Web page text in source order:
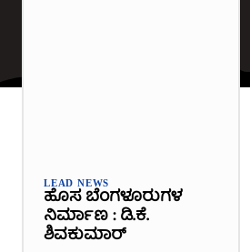
LEAD NEWS
ಹೊಸ ಬೆಂಗಳೂರುಗಳ
ನಿರ್ಮಾಣ : ಡಿ.ಕೆ.
ಶಿವಕುಮಾರ್